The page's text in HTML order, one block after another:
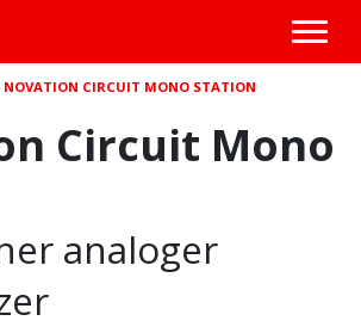
NOVATION CIRCUIT MONO STATION
Circuit Mono
analoger